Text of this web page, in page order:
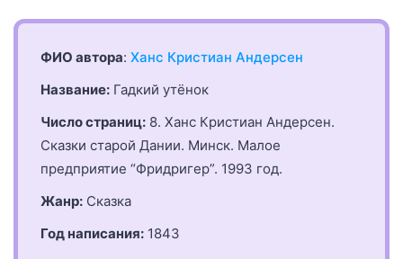
ФИО автора: Ханс Кристиан Андерсен
Название: Гадкий утёнок
Число страниц: 8. Ханс Кристиан Андерсен.
Сказки старой Дании. Минск. Малое
предприятие “Фридригер”. 1993 год.
Жанр: Сказка
Год написания: 1843